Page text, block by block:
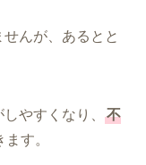
んが、あるとと
やすくなり、
不
ます。